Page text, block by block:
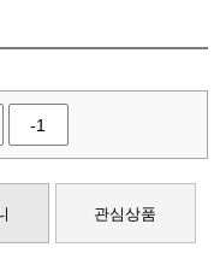
-1
관심상품